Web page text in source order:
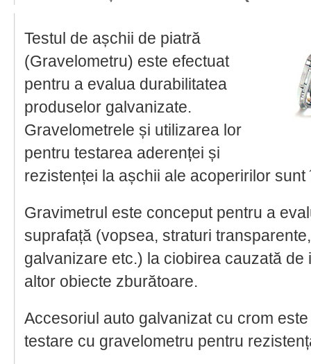
Testul de așchii de piatră
(Gravelometru) este efectuat
pentru a evalua durabilitatea
produselor galvanizate.
Gravelometrele și utilizarea lor
pentru testarea aderenței și
rezistenței la așchii ale acoperirilor
Gravimetrul este conceput pentru a
suprafață (vopsea, straturi
galvanizare etc.) la ciobirea cauzată de
altor obiecte zburătoare.
Accesoriul auto galvanizat cu crom
testare cu gravelometru pentru